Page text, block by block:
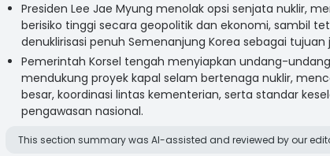
Presiden Lee Jae Myung menolak opsi senjata nuklir,
berisiko tinggi secara geopolitik dan ekonomi, sambil
denuklirisasi penuh Semenanjung Korea sebagai tujuan
Pemerintah Korsel tengah menyiapkan undang-
mendukung proyek kapal selam bertenaga nuklir,
besar, koordinasi lintas kementerian, serta standar
pengawasan nasional.
This section summary was AI-assisted and reviewed by our